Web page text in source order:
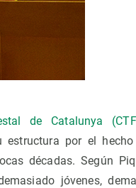
de Catalunya
estructura por el
décadas. Según
jóvenes,